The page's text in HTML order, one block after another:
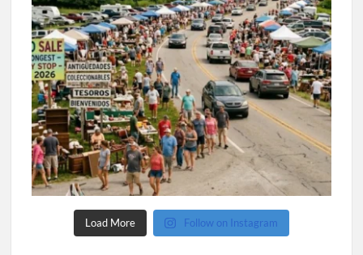
Load More Follow on Instagram